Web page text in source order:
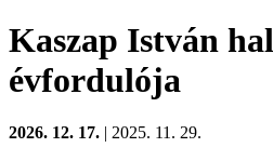
Kaszap István
évfordulója
2026. 12. 17. | 2025. 11. 29.